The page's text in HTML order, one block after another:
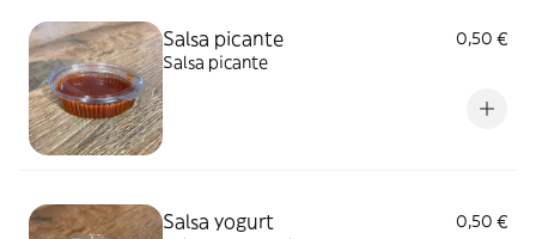
Salsa picante
0,50 €
Salsa picante
Salsa yogurt
0,50 €